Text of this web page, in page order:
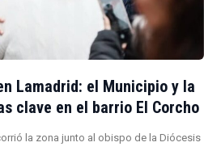
Lamadrid: el Municipio y la
clave en el barrio El Corcho
la zona junto al obispo de la Diócesis